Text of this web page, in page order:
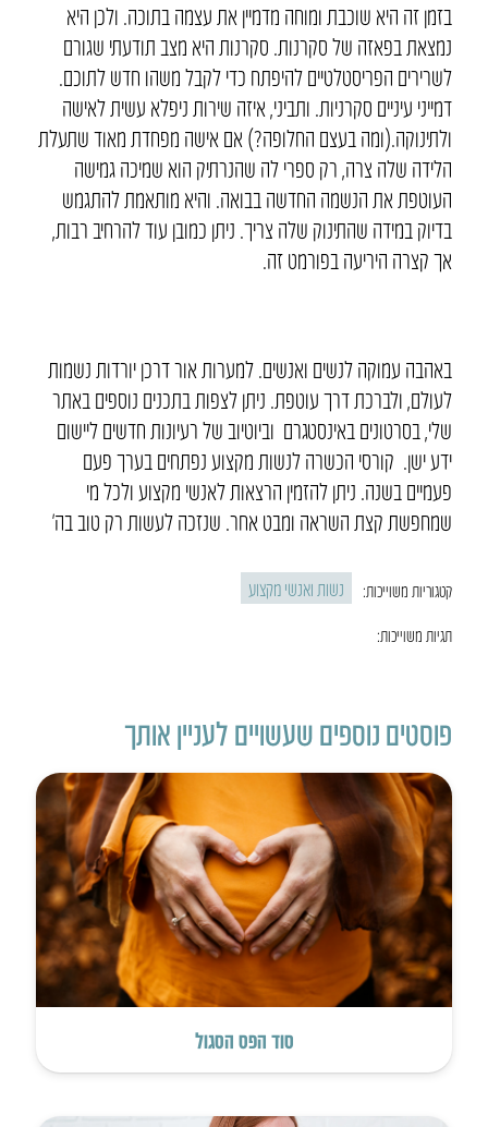
בזמן זה היא שוכבת ומוחה מדמיין את עצמה בתוכה. ולכן היא
נמצאת בפאזה של סקרנות. סקרנות היא מצב תודעתי שגורם
לשרירים הפריסטלטיים להיפתח כדי לקבל משהו חדש לתוכם.
דמייני עיניים סקרניות. ותביני, איזה שירות ניפלא עשית לאישה
ולתינוקה.(ומה בעצם החלופה?) אם אישה מפחדת מאוד שתעלת
הלידה שלה צרה, רק ספרי לה שהנרתיק הוא שמיכה גמישה
העוטפת את הנשמה החדשה בבואה. והיא מותאמת להתגמש
בדיוק במידה שהתינוק שלה צריך. ניתן כמובן עוד להרחיב רבות,
אך קצרה היריעה בפורמט זה.
באהבה עמוקה לנשים ואנשים. למערות אור דרכן יורדות נשמות
לעולם, ולברכת דרך עוטפת. ניתן לצפות בתכנים נוספים באתר
שלי, בסרטונים באינסטגרם וביוטיוב של רעיונות חדשים ליישום
ידע ישן. קורסי הכשרה לנשות מקצוע נפתחים בערך פעם
פעמיים בשנה. ניתן להזמין הרצאות לאנשי מקצוע ולכל מי
שמחפשת קצת השראה ומבט אחר. שנזכה לעשות רק טוב בה’
קטגוריות משוייכות: נשות ואנשי מקצוע
תגיות משוייכות:
פוסטים נוספים שעשויים לעניין אותך
סוד הפס הסגול